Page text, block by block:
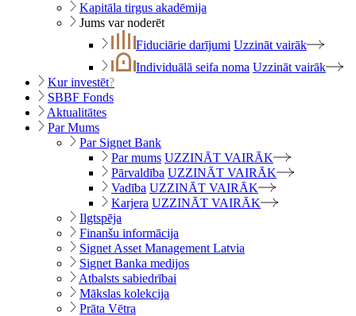
Kapitāla tirgus akadēmija
Jums var noderēt
Fiduciārie darījumi Uzzināt vairāk
Individuālā seifa noma Uzzināt vairāk
Kur investēt?
SBBF Fonds
Aktualitātes
Par Mums
Par Signet Bank
Par mums UZZINĀT VAIRĀK
Pārvaldība UZZINĀT VAIRĀK
Vadība UZZINĀT VAIRĀK
Karjera UZZINĀT VAIRĀK
Ilgtspēja
Finanšu informācija
Signet Asset Management Latvia
Signet Banka medijos
Atbalsts sabiedrībai
Mākslas kolekcija
Prāta Vētra